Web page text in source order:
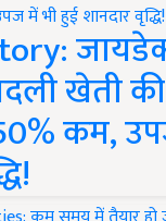
खेती
कम,